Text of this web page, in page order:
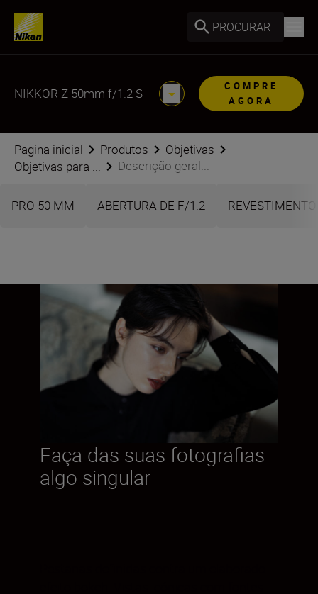
PROCURAR
NIKKOR Z 50mm f/1.2 S
COMPRE
AGORA
Pagina inicial Produtos
Objetivas
Objetivas para ...
Descrição geral...
PRO 50 MM ABERTURA DE F/1.2
Faça das suas fotografias
algo singular